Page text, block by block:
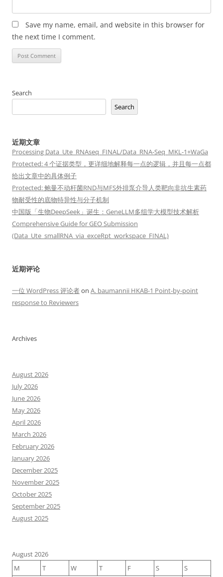
Save my name, email, and website in this browser for
the next time I comment.
Search
Search
近期文章
Processing Data_Ute_RNAseq_FINAL/Data_RNA-Seq_MKL-1+WaGa
Protected: 4 个证据类型，更详细地解释每一点的逻辑，并且每一点都
给出文章中的具体例子
Protected: 鲍曼不动杆菌RND与MFS外排泵介导人类靶向非抗生素药
物耐受性的底物特异性与分子机制
中国版「生物DeepSeek」诞生：GeneLLM多组学大模型技术解析
Comprehensive Guide for GEO Submission
(Data_Ute_smallRNA_via_exceRpt_workspace_FINAL)
近期评论
一位 WordPress 评论者on A. baumannii HKAB-1 Point-by-point
response to Reviewers
Archives
August 2026
July 2026
June 2026
May 2026
April 2026
March 2026
February 2026
January 2026
December 2025
November 2025
October 2025
September 2025
August 2025
August 2026
M
T W T F S S